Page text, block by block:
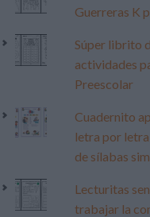
Guerreras K
Súper librito
actividades
Preescolar
Cuadernito
letra por
de sílabas
Lecturitas
trabajar la